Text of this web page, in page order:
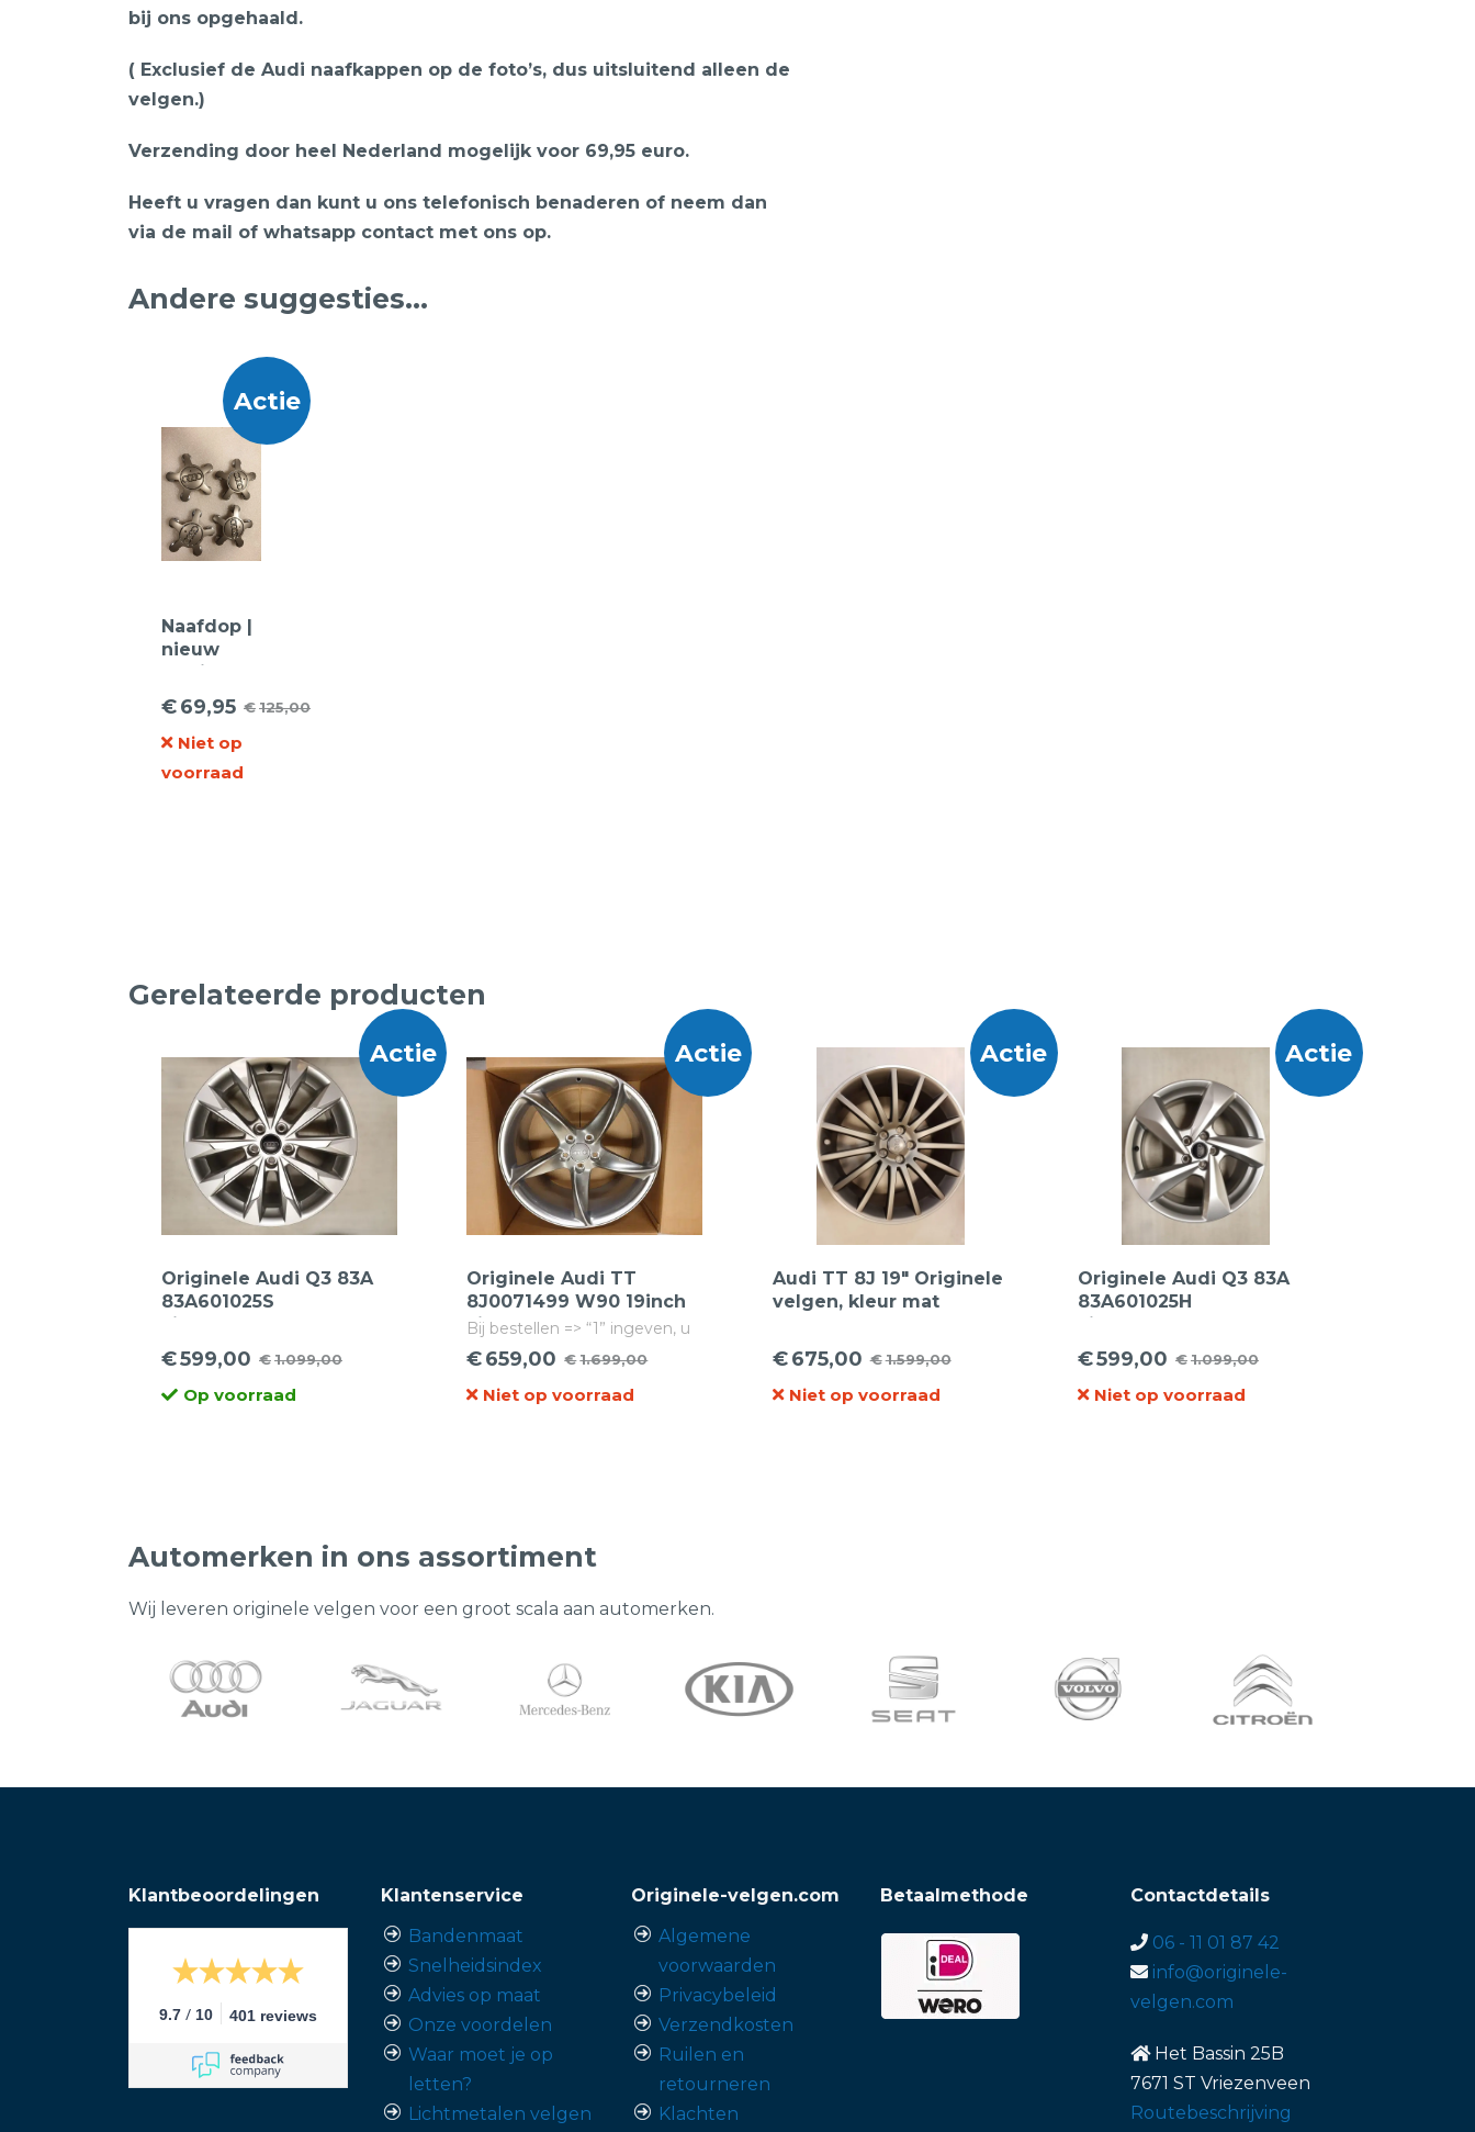
bij ons opgehaald.
( Exclusief de Audi naafkappen op de foto’s, dus uitsluitend alleen de
velgen.)
Verzending door heel Nederland mogelijk voor 69,95 euro.
Heeft u vragen dan kunt u ons telefonisch benaderen of neem dan
via de mail of whatsapp contact met ons op.
Andere suggesties…
Actie
Naafdop |
nieuw
Audi A1
8X0 601
165 5 Arm
| 4 Stuks
€125,00
Oorspronkelijke
prijs
was:
€69,95
Huidige
prijs
is:
Niet op
voorraad
Gerelateerde producten
Actie
Originele Audi Q3 83A
83A601025S
Lichtmetalen velgen |
18inch
€1.099,00
Oorspronkelijke
prijs
€599,00
Huidige
prijsOp voorraad
Actie
Originele Audi TT
8J0071499 W90 19inch
Lichtmetalen Velgen
Bij bestellen => “1” ingeven, u
bestelt dan 1 set van 4 velgen!
€1.699,00
Oorspronkelijke
prijs
€659,00
Huidige
prijs
Niet op voorraad
Actie
Audi TT 8J 19″ Originele
velgen, kleur mat
Gepolijste rand.
€1.599,00
Oorspronkelijke
prijs
€675,00
Huidige
prijs
Niet op voorraad
Actie
Originele Audi Q3 83A
83A601025H
Lichtmetalen velgen |
18inch
€1.099,00
Oorspronkelijke
prijs
€599,00
Huidige
prijs
Niet op voorraad
Automerken in ons assortiment
Wij leveren originele velgen voor een groot scala aan automerken.
Klantbeoordelingen
9.7 / 10 401 reviews
Klantenservice
Bandenmaat
Snelheidsindex
Advies op maat
Onze voordelen
Waar moet je op
letten?
Lichtmetalen velgen
Originele-velgen.com
Algemene
voorwaarden
Privacybeleid
Verzendkosten
Ruilen en
retourneren
Klachten
Betaalmethode Contactdetails
06 - 11 01 87 42
info@originele-
velgen.com
Het Bassin 25B
7671 ST Vriezenveen
Routebeschrijving